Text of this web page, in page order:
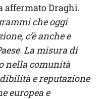
affermato Draghi.
che oggi
c’è anche e
La misura di
nella comunità
e reputazione
europea e